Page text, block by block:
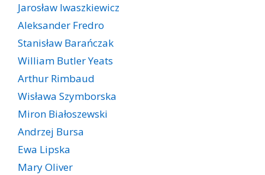
Jarosław Iwaszkiewicz
Aleksander Fredro
Stanisław Barańczak
William Butler Yeats
Arthur Rimbaud
Wisława Szymborska
Miron Białoszewski
Andrzej Bursa
Ewa Lipska
Mary Oliver